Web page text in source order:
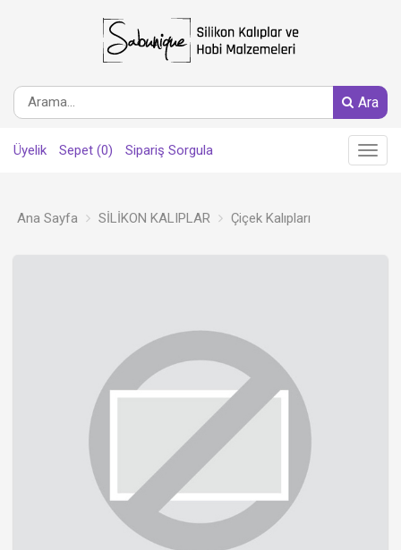
Ara
Üyelik Sepet (0) Sipariş Sorgula
Main
Menu
Ana Sayfa SİLİKON KALIPLAR Çiçek Kalıpları